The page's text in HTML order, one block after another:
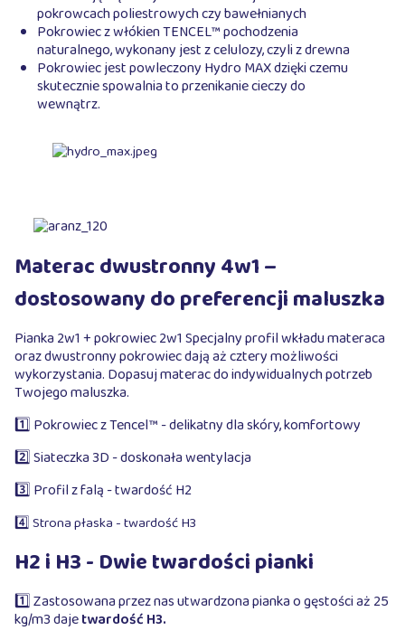
pokrowcach poliestrowych czy bawełnianych
Pokrowiec z włókien TENCEL™ pochodzenia
naturalnego, wykonany jest z celulozy, czyli z drewna
Pokrowiec jest powleczony Hydro MAX dzięki czemu
skutecznie spowalnia to przenikanie cieczy do
wewnątrz.
Materac dwustronny 4w1 –
dostosowany do preferencji maluszka
Pianka 2w1 + pokrowiec 2w1 Specjalny profil wkładu materaca
oraz dwustronny pokrowiec dają aż cztery możliwości
wykorzystania. Dopasuj materac do indywidualnych potrzeb
Twojego maluszka.
1️⃣ Pokrowiec z Tencel™ - delikatny dla skóry, komfortowy
2️⃣ Siateczka 3D - doskonała wentylacja
3️⃣ Profil z falą - twardość H2
4️⃣ Strona płaska - twardość H3
H2 i H3 - Dwie twardości pianki
1️⃣ Zastosowana przez nas utwardzona pianka o gęstości aż 25
kg/m3 dajetwardość H3.